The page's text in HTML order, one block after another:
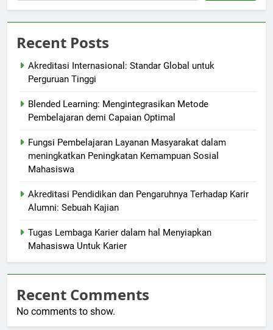
Recent Posts
Akreditasi Internasional: Standar Global untuk
Perguruan Tinggi
Blended Learning: Mengintegrasikan Metode
Pembelajaran demi Capaian Optimal
Fungsi Pembelajaran Layanan Masyarakat dalam
meningkatkan Peningkatan Kemampuan Sosial
Mahasiswa
Akreditasi Pendidikan dan Pengaruhnya Terhadap Karir
Alumni: Sebuah Kajian
Tugas Lembaga Karier dalam hal Menyiapkan
Mahasiswa Untuk Karier
Recent Comments
No comments to show.